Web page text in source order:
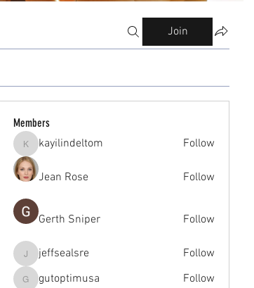
Join
Members
kayilindeltom
kayilindeltom Follow
Jean Rose Follow
Gerth Sniper Follow
jeffsealsre
jeffsealsre Follow
gutoptimusa
Follow